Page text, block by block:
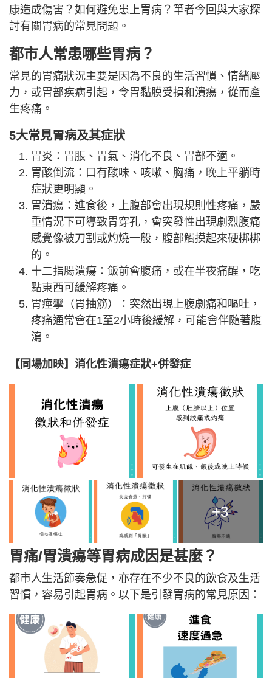
康造成傷害？如何避免患上胃病？筆者今回與大家探
討有關胃病的常見問題。
都市人常患哪些胃病？
常見的胃痛狀況主要是因為不良的生活習慣、情緒壓
力，或胃部疾病引起，令胃黏膜受損和潰瘍，從而產
生疼痛。
5大常見胃病及其症狀
胃炎：胃脹、胃氣、消化不良、胃部不適。
胃酸倒流：口有酸味、咳嗽、胸痛，晚上平躺時
症狀更明顯。
胃潰瘍：進食後，上腹部會出現規則性疼痛，嚴
重情況下可導致胃穿孔，會突發性出現劇烈腹痛
感覺像被刀割或灼燒一般，腹部觸摸起來硬梆梆
的。
十二指腸潰瘍：飯前會腹痛，或在半夜痛醒，吃
點東西可緩解疼痛。
胃痙攣（胃抽筋）：突然出現上腹劇痛和嘔吐，
疼痛通常會在1至2小時後緩解，可能會伴隨著腹
瀉。
【同場加映】消化性潰瘍症狀+併發症
+3
胃痛/胃潰瘍等胃病成因是甚麼？
都市人生活節奏急促，亦存在不少不良的飲食及生活
習慣，容易引起胃病。以下是引發胃病的常見原因：